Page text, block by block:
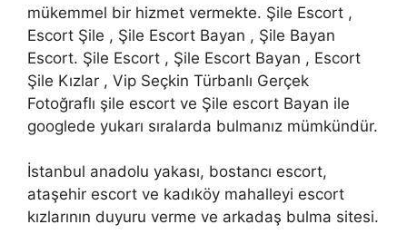
mükemmel bir hizmet vermekte. Şile Escort ,
Escort Şile , Şile Escort Bayan , Şile Bayan
Escort. Şile Escort , Şile Escort Bayan , Escort
Şile Kızlar , Vip Seçkin Türbanlı Gerçek
Fotoğraflı şile escort ve Şile escort Bayan ile
googlede yukarı sıralarda bulmanız mümkündür.
İstanbul anadolu yakası, bostancı escort,
ataşehir escort ve kadıköy mahalleyi escort
kızlarının duyuru verme ve arkadaş bulma sitesi.